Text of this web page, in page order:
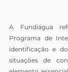
A Fundiágua
Programa de
identificação e
situações de